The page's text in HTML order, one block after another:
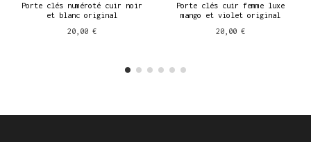
Porte clés numéroté cuir noir
et blanc original
20,00 €
Porte clés cuir femme luxe
mango et violet original
20,00 €